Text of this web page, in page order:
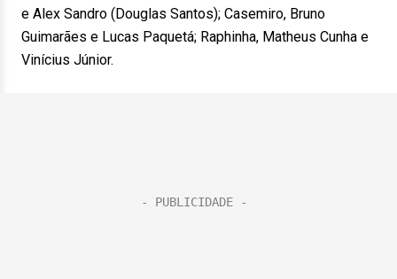
e Alex Sandro (Douglas Santos); Casemiro, Bruno
Guimarães e Lucas Paquetá; Raphinha, Matheus Cunha e
Vinícius Júnior.